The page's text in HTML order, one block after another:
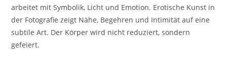
arbeitet mit Symbolik, Licht und Emotion. Erotische Kunst in
der Fotografie zeigt Nähe, Begehren und Intimität auf eine
subtile Art. Der Körper wird nicht reduziert, sondern
gefeiert.